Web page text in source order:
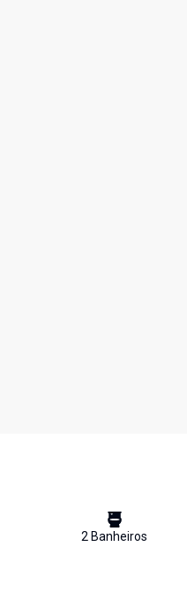
2 Banheiros